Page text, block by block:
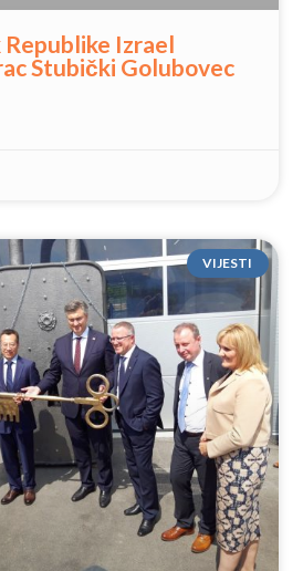
Izrael
Stubički Golubovec
VIJESTI